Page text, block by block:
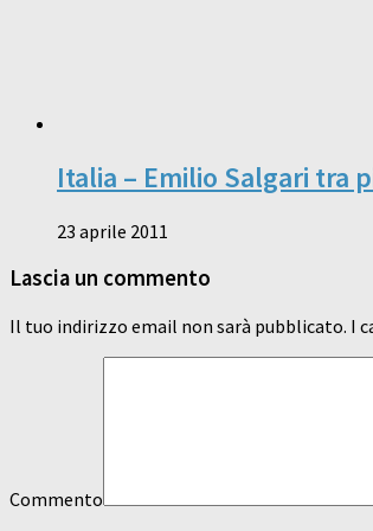
Italia – Emilio Salgari tra
23 aprile 2011
Lascia un commento
Il tuo indirizzo email non sarà pubblicato. I
Commento